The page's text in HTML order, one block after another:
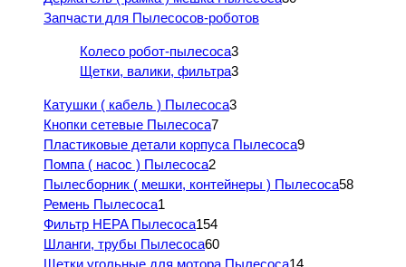
Запчасти для Пылесосов-роботов
Колесо робот-пылесоса3
Щетки, валики, фильтра3
Катушки ( кабель ) Пылесоса3
Кнопки сетевые Пылесоса7
Пластиковые детали корпуса Пылесоса9
Помпа ( насос ) Пылесоса2
Пылесборник ( мешки, контейнеры ) Пылесоса58
Ремень Пылесоса1
Фильтр HEPA Пылесоса154
Шланги, трубы Пылесоса60